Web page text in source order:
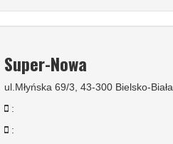
Super-Nowa
ul.Młyńska 69/3, 43-300 Bielsko-Biała
:
: